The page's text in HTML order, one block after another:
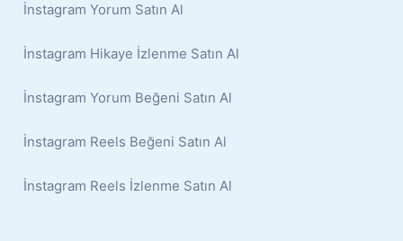
İnstagram Yorum Satın Al
İnstagram Hikaye İzlenme Satın Al
İnstagram Yorum Beğeni Satın Al
İnstagram Reels Beğeni Satın Al
İnstagram Reels İzlenme Satın Al